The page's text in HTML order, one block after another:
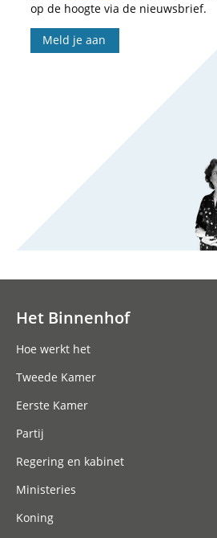
op de hoogte via de nieuwsbrief.
Meld je aan
Het Binnenhof
Hoe werkt het
Tweede Kamer
Eerste Kamer
Partij
Regering en kabinet
Ministeries
Koning